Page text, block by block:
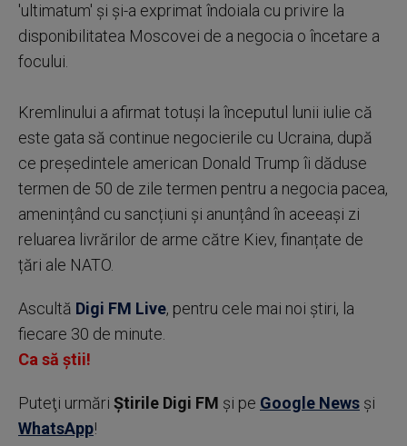
'ultimatum' și și-a exprimat îndoiala cu privire la
disponibilitatea Moscovei de a negocia o încetare a
focului.
Kremlinului a afirmat totuși la începutul lunii iulie că
este gata să continue negocierile cu Ucraina, după
ce președintele american Donald Trump îi dăduse
termen de 50 de zile termen pentru a negocia pacea,
amenințând cu sancțiuni și anunțând în aceeași zi
reluarea livrărilor de arme către Kiev, finanțate de
țări ale NATO.
Ascultă Digi FM Live, pentru cele mai noi știri, la
fiecare 30 de minute.
Ca să știi!
Puteţi urmări Știrile Digi FM şi pe Google News şi
WhatsApp!